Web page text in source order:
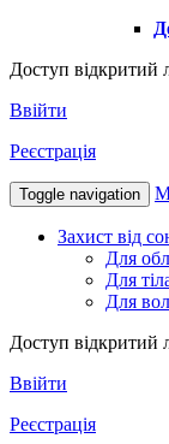
Доступ відкритий
Ввійти
Реєстрація
Toggle navigation
Захист від
Для
Для
Для
Доступ відкритий
Ввійти
Реєстрація